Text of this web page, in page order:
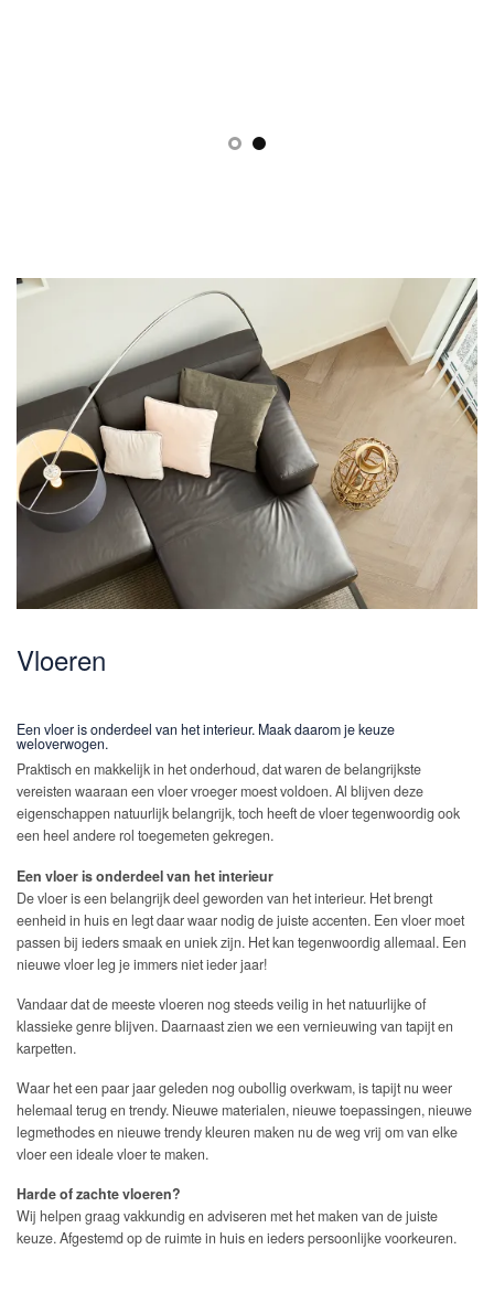
Vloeren
Een vloer is onderdeel van het interieur. Maak daarom je keuze
weloverwogen.
Praktisch en makkelijk in het onderhoud, dat waren de belangrijkste
vereisten waaraan een vloer vroeger moest voldoen. Al blijven deze
eigenschappen natuurlijk belangrijk, toch heeft de vloer tegenwoordig ook
een heel andere rol toegemeten gekregen.
Een vloer is onderdeel van het interieur
De vloer is een belangrijk deel geworden van het interieur. Het brengt
eenheid in huis en legt daar waar nodig de juiste accenten. Een vloer moet
passen bij ieders smaak en uniek zijn. Het kan tegenwoordig allemaal. Een
nieuwe vloer leg je immers niet ieder jaar!
Vandaar dat de meeste vloeren nog steeds veilig in het natuurlijke of
klassieke genre blijven. Daarnaast zien we een vernieuwing van tapijt en
karpetten.
Waar het een paar jaar geleden nog oubollig overkwam, is tapijt nu weer
helemaal terug en trendy. Nieuwe materialen, nieuwe toepassingen, nieuwe
legmethodes en nieuwe trendy kleuren maken nu de weg vrij om van elke
vloer een ideale vloer te maken.
Harde of zachte vloeren?
Wij helpen graag vakkundig en adviseren met het maken van de juiste
keuze. Afgestemd op de ruimte in huis en ieders persoonlijke voorkeuren.